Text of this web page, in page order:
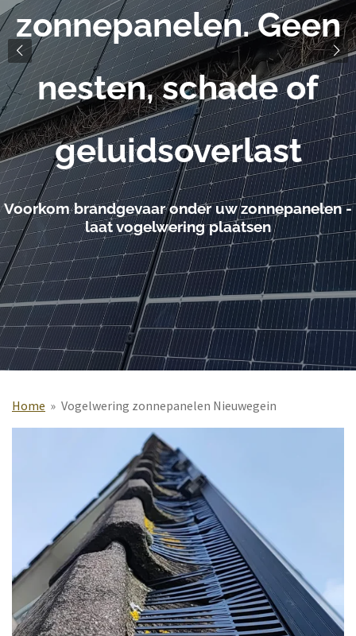
zonnepanelen. Geen
nesten, schade of
geluidsoverlast
Voorkom brandgevaar onder uw zonnepanelen -
laat vogelwering plaatsen
Home » Vogelwering zonnepanelen Nieuwegein